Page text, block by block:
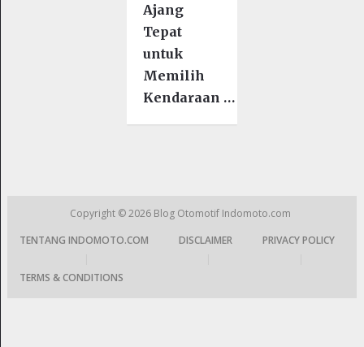
Ajang
Tepat
untuk
Memilih
Kendaraan …
Copyright © 2026 Blog Otomotif Indomoto.com
TENTANG INDOMOTO.COM
DISCLAIMER
PRIVACY POLICY
TERMS & CONDITIONS